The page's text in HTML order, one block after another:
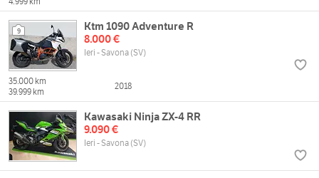
9
Ktm 1090 Adventure R
8.000 €
Ieri - Savona (SV)
35.000 km
39.999 km
2018
Kawasaki Ninja ZX-4 RR
9.090 €
Ieri - Savona (SV)